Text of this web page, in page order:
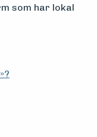
som har lokal